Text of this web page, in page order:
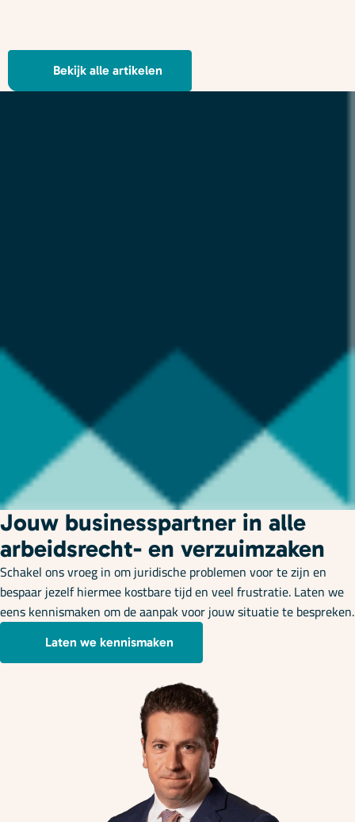
Bekijk alle artikelen
Jouw businesspartner in alle
arbeidsrecht- en verzuimzaken
Schakel ons vroeg in om juridische problemen voor te zijn en
bespaar jezelf hiermee kostbare tijd en veel frustratie. Laten we
eens kennismaken om de aanpak voor jouw situatie te bespreken.
Laten we kennismaken